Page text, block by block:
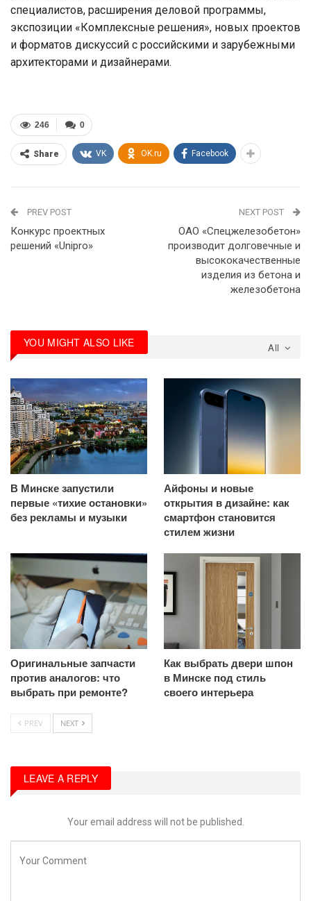
специалистов, расширения деловой программы,
экспозиции «Комплексные решения», новых проектов
и форматов дискуссий с российскими и зарубежными
архитекторами и дизайнерами.
0
246
Share VK OK.ru Facebook
PREV POST
Конкурс проектных
решений «Unipro»
NEXT POST
ОАО «Спецжелезобетон»
производит долговечные и
высококачественные
изделия из бетона и
железобетона
All
YOU MIGHT ALSO LIKE
В Минске запустили
первые «тихие остановки»
без рекламы и музыки
Айфоны и новые
открытия в дизайне: как
смартфон становится
стилем жизни
Оригинальные запчасти
против аналогов: что
выбрать при ремонте?
Как выбрать двери шпон
в Минске под стиль
своего интерьера
PREV NEXT
LEAVE A REPLY
Your email address will not be published.